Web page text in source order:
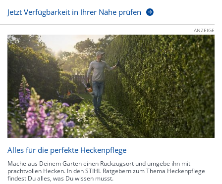
Jetzt Verfügbarkeit in Ihrer Nähe prüfen
ANZEIGE
Alles für die perfekte Heckenpflege
Mache aus Deinem Garten einen Rückzugsort und umgebe ihn mit
prachtvollen Hecken. In den STIHL Ratgebern zum Thema Heckenpflege
findest Du alles, was Du wissen musst.